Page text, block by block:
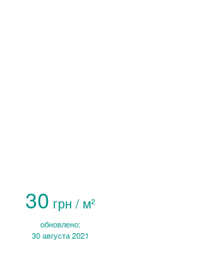
30 грн / м²
обновлено:
30 августа 2021